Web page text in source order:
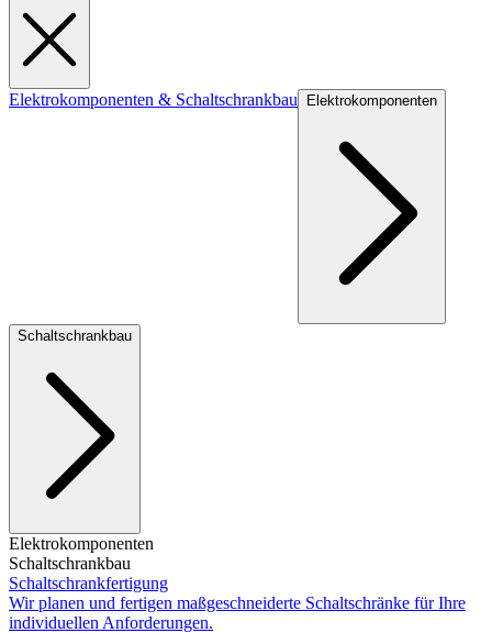
Elektrokomponenten & Schaltschrankbau Elektrokomponenten
Schaltschrankbau
Elektrokomponenten
Schaltschrankbau
Schaltschrankfertigung
Wir planen und fertigen maßgeschneiderte Schaltschränke für Ihre
individuellen Anforderungen.